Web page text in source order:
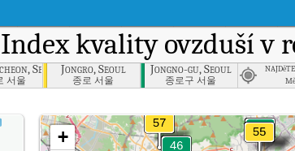
kvality ovzduší v
Seoul
서울
Jongro, Seoul
종로 서울
Jongno-gu, Seoul
종로구 서울
(AQI) společnosti Yongsan-gu, Seoul.
+